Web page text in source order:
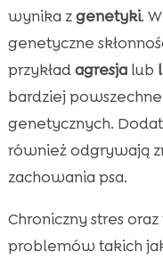
wynika zgenetyki.
genetyczne
przykładagresjalub
bardziej
genetycznych.
również odgrywają
zachowania psa.
Chroniczny stres
problemów takich